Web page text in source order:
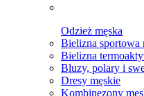
Odzież męska
Bielizna sportowa
Bielizna
Bluzy, polary i
Dresy męskie
Kombinezony